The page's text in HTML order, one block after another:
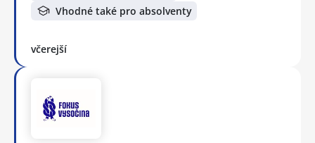
Vhodné také pro absolventy
včerejší